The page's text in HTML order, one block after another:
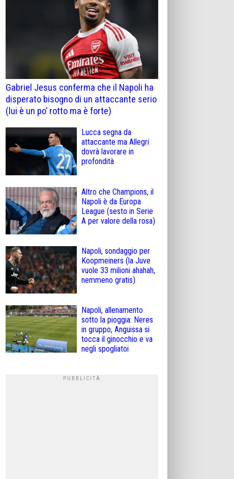
Gabriel Jesus conferma che il Napoli ha
disperato bisogno di un attaccante serio
(lui è un po’ rotto ma è forte)
Lucca segna da
attaccante ma Allegri
dovrà lavorare in
profondità
Altro che Champions, il
Napoli è da Europa
League (sesto in Serie
A per valore della rosa)
Napoli, sondaggio per
Koopmeiners (la Juve
vuole 33 milioni ahahah,
nemmeno gratis)
Napoli, allenamento
sotto la pioggia: Neres
in gruppo, Anguissa si
tocca il ginocchio e va
negli spogliatoi